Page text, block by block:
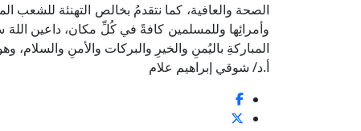
الصحة والعافية، كما نتقدمُ بخالص التهنئة للشعب
وأمرائِها وللمسلمين كافةً في كُلِّ مكان، داعين اللهَ
المباركةِ باليُمنِ والخيرِ والبركات والأمنِ والسلام،
أ.د/ شوقي إبراهيم علام